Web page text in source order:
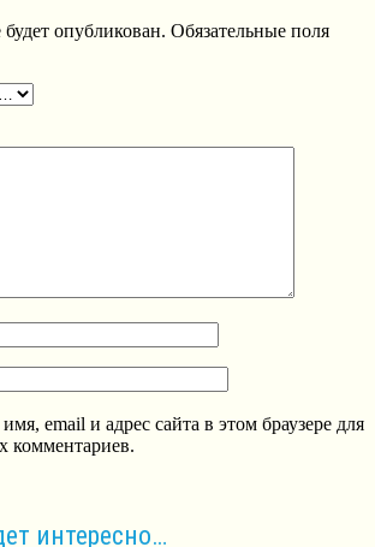
опубликован. Обязательные поля
email и адрес сайта в этом браузере для
комментариев.
интересно…